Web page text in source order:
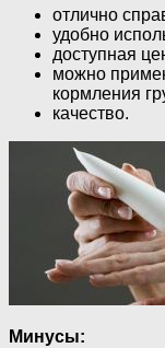
отлично
удобно
доступная
можно
кормления
качество.
Минусы: